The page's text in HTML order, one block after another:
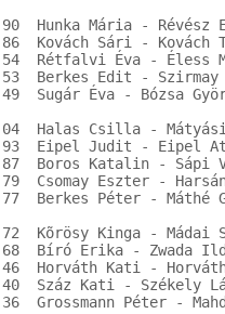
Hunka Mária - Révész
Kovách Sári - Kovách
Rétfalvi Éva - Éless
Berkes Edit -
Sugár Éva - Bózsa
Halas Csilla -
Eipel Judit - Eipel
Boros Katalin - Sápi
Csomay Eszter -
Berkes Péter - Máthé
Kõrösy Kinga - Mádai
Bíró Erika - Zwada
Horváth Kati -
Száz Kati - Székely
Grossmann Péter -